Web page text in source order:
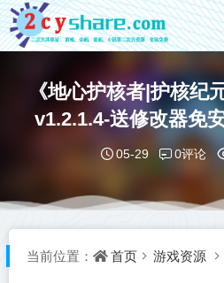
《地心护核者|护核纪
v1.2.1.4-送修改器免
+联机】丨中文
05-29 0评论
当前位置： 首页 游戏资源